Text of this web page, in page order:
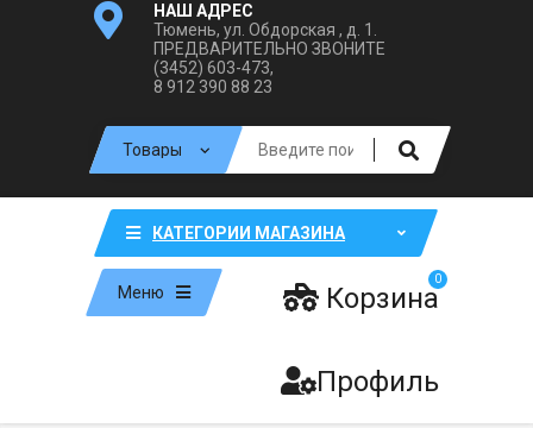
НАШ АДРЕС
Тюмень, ул. Обдорская , д. 1.
ПРЕДВАРИТЕЛЬНО ЗВОНИТЕ
(3452) 603-473,
8 912 390 88 23
КАТЕГОРИИ МАГАЗИНА
Меню Корзина
0
Профиль